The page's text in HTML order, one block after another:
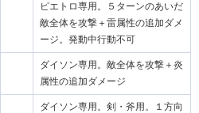
ピエトロ専用。５ターンのあいだ
敵全体を攻撃＋雷属性の追加ダメ
ージ。発動中行動不可
ダイソン専用。敵全体を攻撃＋炎
属性の追加ダメージ
ダイソン専用。剣・斧用。１方向